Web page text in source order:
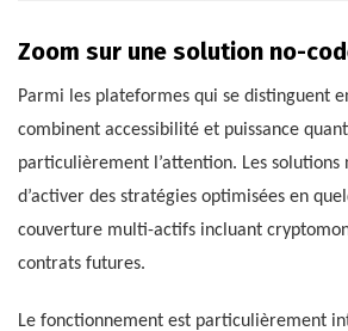
Zoom sur une solution no-
Parmi les plateformes qui se distinguent
combinent accessibilité et puissance
particulièrement l’attention. Les
d’activer des stratégies optimisées en
couverture multi-actifs incluant
contrats futures.
Le fonctionnement est particulièrement